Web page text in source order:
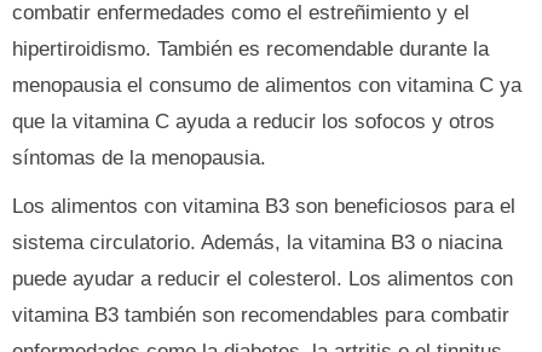
combatir enfermedades como el estreñimiento y el
hipertiroidismo. También es recomendable durante la
menopausia el consumo de alimentos con vitamina C ya
que la vitamina C ayuda a reducir los sofocos y otros
síntomas de la menopausia.
Los alimentos con vitamina B3 son beneficiosos para el
sistema circulatorio. Además, la vitamina B3 o niacina
puede ayudar a reducir el colesterol. Los alimentos con
vitamina B3 también son recomendables para combatir